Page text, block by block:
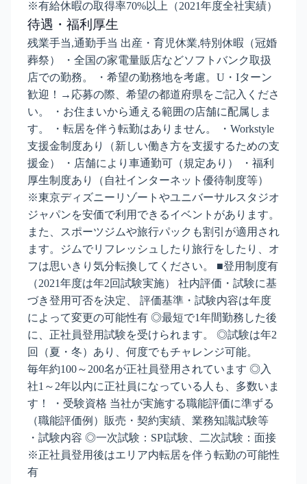
※有給休暇の取得率70%以上（2021年度全社実績）
待遇・福利厚生
残業手当,通勤手当 出産・育児休業,特別休暇（冠婚
葬祭） ・全国の家電量販店などソフトバンク取扱
店での勤務。 ・希望の勤務地を考慮。U・Iターン
歓迎！→応募の際、希望の都道府県をご記入くださ
い。 ・お住まいから通える範囲の店舗に配属しま
す。 ・転居を伴う転勤はありません。 ・Workstyle
支援金制度あり（新しい働き方を支援するための支
援金） ・店舗により車通勤可（規定あり） ・福利
厚生制度あり（自社インターネット優待制度等）
※東京ディズニーリゾートやユニバーサルスタジオ
ジャパンを安価で利用できるイベントがあります。
また、スポーツジムや旅行パックも割引が適用され
ます。ジムでリフレッシュしたり旅行をしたり、オ
フは思いきり気分転換してください。 ■登用制度有
（2021年度は年2回試験実施） 社内評価・試験に基
づき登用可否を決定、 評価基準・試験内容は年度
によって変更の可能性有 ◎最短で1年間勤務した後
に、正社員登用試験を受けられます。 ◎試験は年2
回（夏・冬）あり、何度でもチャレンジ可能。
毎年約100～200名が正社員登用されています ◎入
社1～2年以内に正社員になっている人も、多数いま
す！ ・受験資格 当社が実施する職能評価に準ずる
（職能評価例）販売・契約実績、業務知識試験等
・試験内容 ◎一次試験：SPI試験、二次試験：面接
※正社員登用後はエリア内転居を伴う転勤の可能性
有